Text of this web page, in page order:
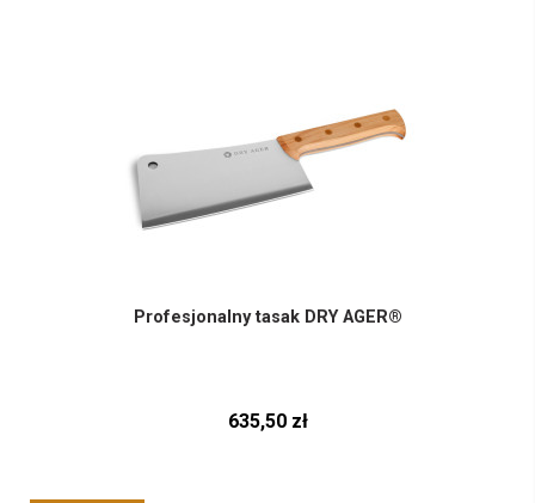
Profesjonalny tasak DRY AGER®
635,50 zł